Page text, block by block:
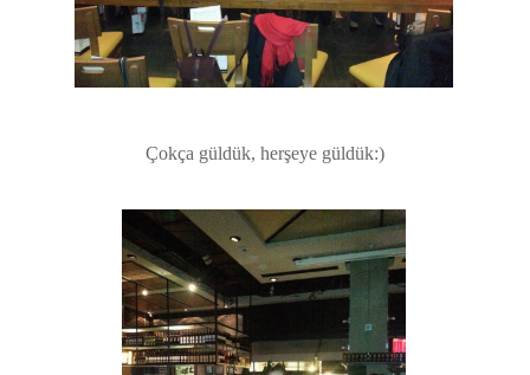
Çokça güldük, herşeye güldük:)